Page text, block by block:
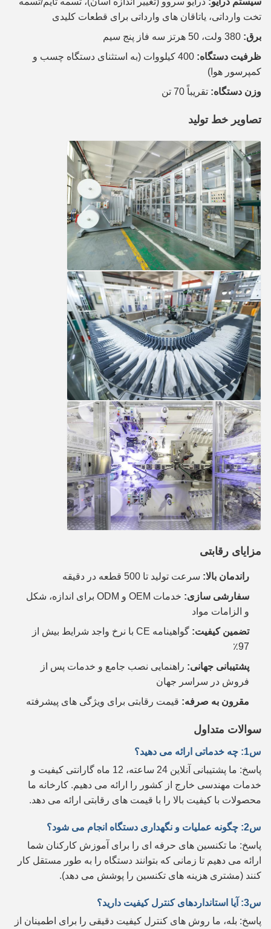
تخت وارداتی، یاتاقان های وارداتی برای قطعات کلیدی
برق:
ظرفیت دستگاه:
400 کیلووات (به استثنای دستگاه چسب و
کمپرسور هوا)
وزن دستگاه: تقریباً 70 تن
تصاویر خط تولید
مزایای رقابتی
راندمان بالا: سرعت تولید تا 500 قطعه در دقیقه
سفارشی سازی:
خدمات OEM و ODM برای اندازه، شکل
و الزامات مواد
تضمین کیفیت:
گواهینامه CE با نرخ واجد شرایط بیش از
97٪
پشتیبانی جهانی: راهنمایی نصب جامع و خدمات پس از
فروش در سراسر جهان
مقرون به صرفه: قیمت رقابتی برای ویژگی های پیشرفته
سوالات متداول
س1: چه خدماتی ارائه می دهید؟
پاسخ: ما پشتیبانی آنلاین 24 ساعته، 12 ماه گارانتی کیفیت و
خدمات مهندسی خارج از کشور را ارائه می دهیم. کارخانه ما
محصولات با کیفیت بالا را با قیمت های رقابتی ارائه می دهد.
س2: چگونه عملیات و نگهداری دستگاه انجام می شود؟
پاسخ: ما تکنسین های حرفه ای را برای آموزش کارکنان شما
ارائه می دهیم تا زمانی که بتوانند دستگاه را به طور مستقل کار
کنند (مشتری هزینه های تکنسین را پوشش می دهد).
س3: آیا استانداردهای کنترل کیفیت دارید؟
پاسخ: بله، ما روش های کنترل کیفیت دقیقی را برای اطمینان از